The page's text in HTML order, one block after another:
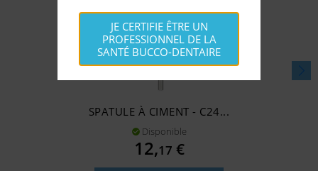
SPATULE À CIMENT - C24...
 Disponible
Prix
12,17 €
JE CERTIFIE ÊTRE UN
PROFESSIONNEL DE LA
SANTÉ BUCCO-DENTAIRE